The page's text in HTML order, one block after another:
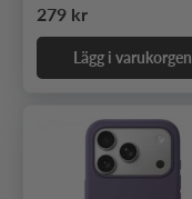
Ordinarie pris
279 kr
Lägg i varukorgen